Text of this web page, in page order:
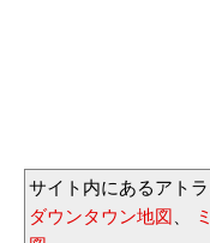
サイト内にあるアト
ダウンタウン地図